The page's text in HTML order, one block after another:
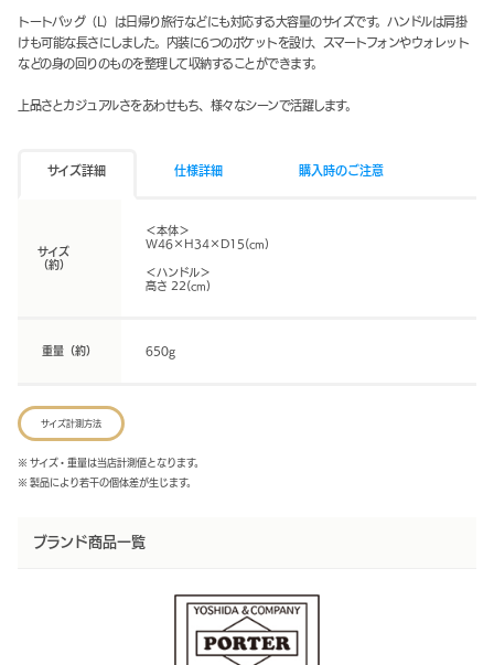
トートバッグ（L）は日帰り旅行などにも対応する大容量のサイズです。ハンドルは肩掛
けも可能な長さにしました。内装に6つのポケットを設け、スマートフォンやウォレット
などの身の回りのものを整理して収納することができます。
上品さとカジュアルさをあわせもち、様々なシーンで活躍します。
サイズ詳細 仕様詳細 購入時のご注意
サイズ
（約）
＜本体＞
W46×H34×D15(cm)
＜ハンドル＞
高さ 22(cm)
重量（約） 650g
サイズ計測方法
※ サイズ・重量は当店計測値となります。
※ 製品により若干の個体差が生じます。
ブランド商品一覧